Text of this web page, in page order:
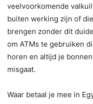
veelvoorkomende
buiten werking zijn of
brengen zonder dit
om ATMs te gebruiken
horen en altijd je
misgaat.
Waar betaal je mee in